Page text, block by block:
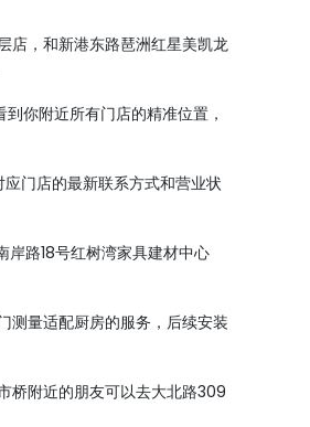
店，和新港东路琶洲红星美凯龙
你附近所有门店的精准位置，
门店的最新联系方式和营业状
路18号红树湾家具建材中心
测量适配厨房的服务，后续安装
桥附近的朋友可以去大北路309